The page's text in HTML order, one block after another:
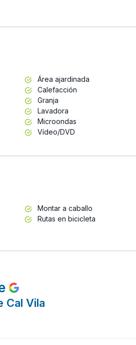
Área ajardinada
Calefacción
Granja
Lavadora
Microondas
Vídeo/DVD
Montar a caballo
Rutas en bicicleta
Cal Vila